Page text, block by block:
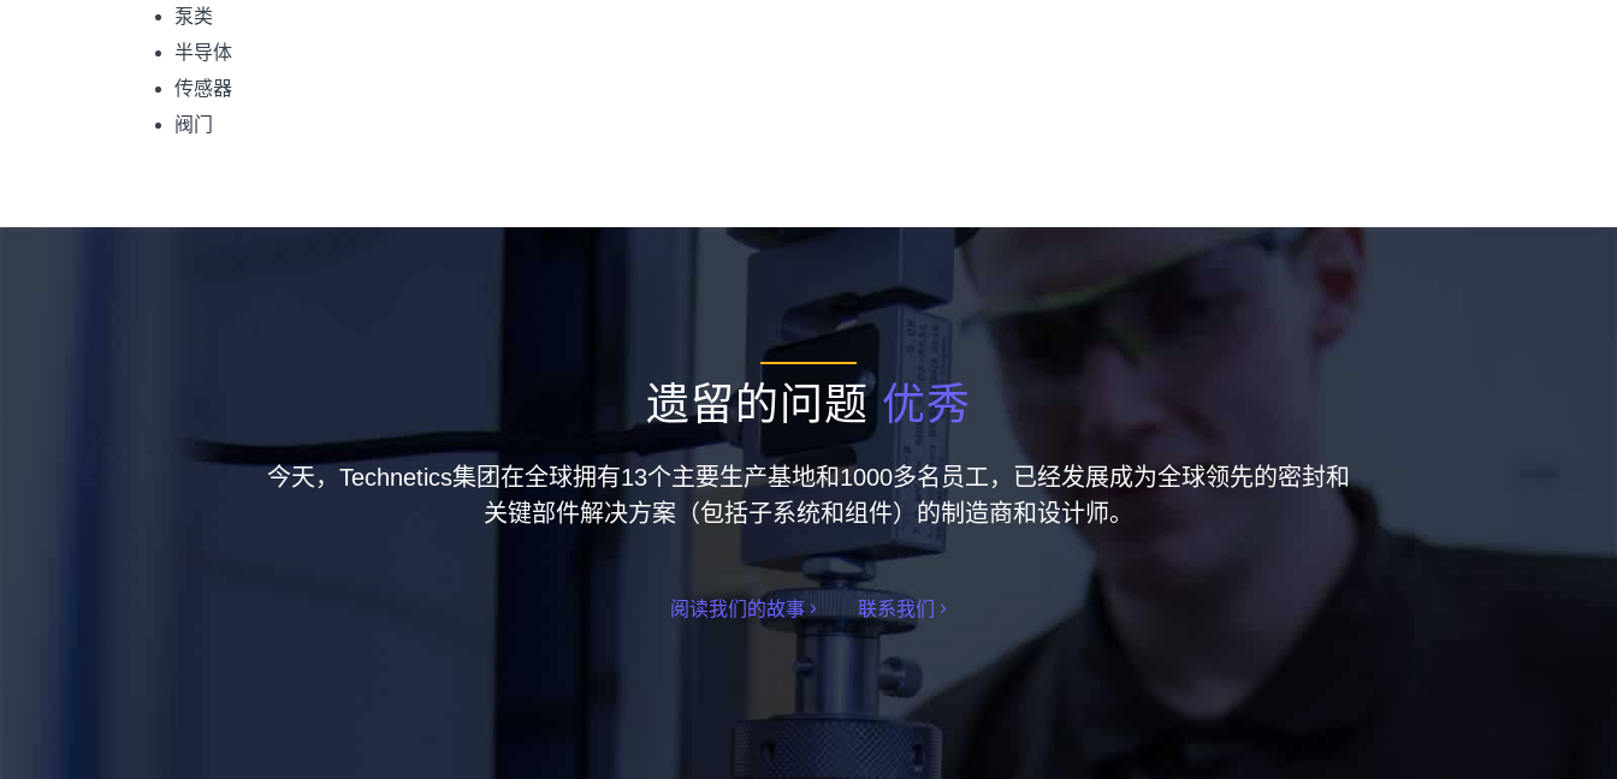
泵类
半导体
传感器
阀门
遗留的问题优秀
今天，Technetics集团在全球拥有13个主要生产基地和1000多名员工，已经发展成为全球领先的密封和
关键部件解决方案（包括子系统和组件）的制造商和设计师。
阅读我们的故事 联系我们